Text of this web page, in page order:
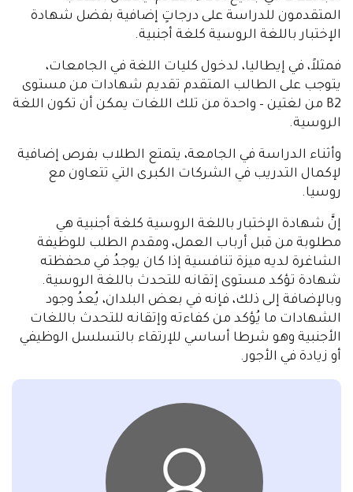
الفرعي "التحدث". هذه التوصيات هي قيمة ليس فقط
للتحضير للإختبار فحسب، ولكن أيضاً لتعلم اللغة
الروسية لاحقاً.
وقبل الإمتحان مباشرةً، يمكن للراغبين بالتقدم للإختبار
والاشتراك في طلب الحصول على الإستشارة، حيث
يمكنهم طرح الأسئلة التي تهمهم وأداء مهام الإختبار
الفرعي "التحدث" مع المُدرس الذي سيكون حاضراً في
الإختبار.
عندما كان نظام الإختبار باللغة الروسية كلغة أجنبية لا
إستخدام الشهادة بشكل أساسي كوثيقة ضرورية
لضمان الإنتقال الدراسي. وفي تلك السنوات، تم إختبار
المواطنين الأجانب في معظم الحالات الذين خططوا
للدراسة في الجامعات الروسية في برامج التخصص/
الإجازة الجامعية، والبكالوريوس، والماجستير والدكتوراه،
وكذلك الطلاب المتدربين. ومع مرور الوقت، أصبحت
الشهادة وثيقة شائعة بشكل متزايد. وعند دخول
الجامعات في جميع أنحاء العالم، يحصل الطلاب
فمثلاً، في إيطاليا، لدخول كليات اللغة في الجامعات،
يتوجب على الطالب المتقدم تقديم شهادات من مستوى
B2 من لغتين – واحدة من تلك اللغات يمكن أن تكون اللغة